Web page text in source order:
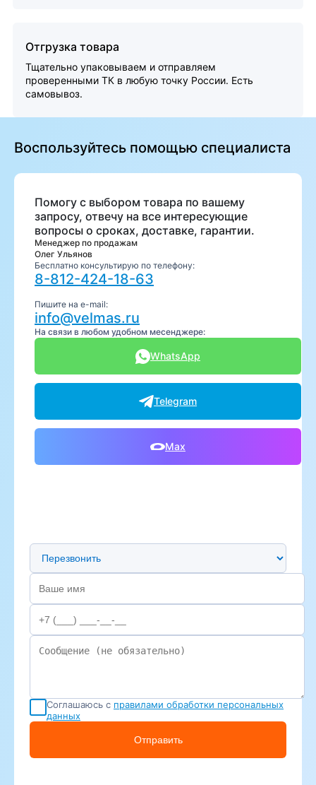
Отгрузка товара
Тщательно упаковываем и отправляем
проверенными ТК в любую точку России. Есть
самовывоз.
Воспользуйтесь помощью специалиста
Помогу с выбором товара по вашему
запросу, отвечу на все интересующие
вопросы о сроках, доставке, гарантии.
Менеджер по продажам
Олег Ульянов
Бесплатно консультирую по телефону:
8-812-424-18-63
Пишите на e-mail:
info@velmas.ru
На связи в любом удобном месенджере:
WhatsApp
Telegram
Max
Предпочтительный способ связи
Соглашаюсь с правилами обработки персональных
данных
Отправить